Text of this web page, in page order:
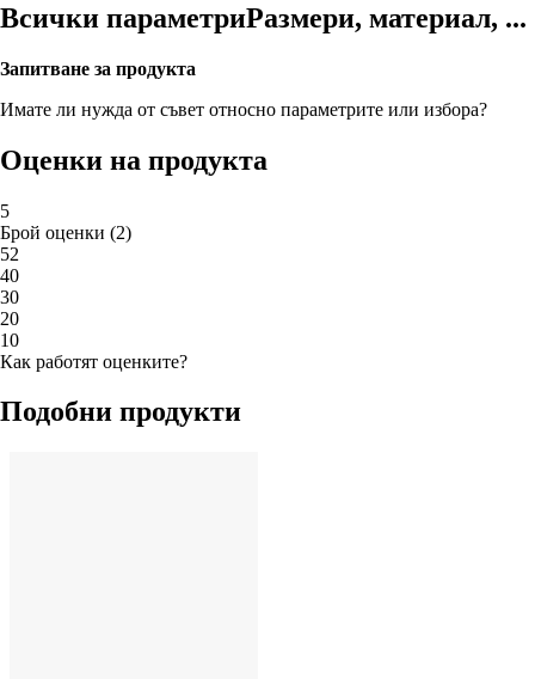
Всички параметриРазмери, материал, ...
Запитване за продукта
Имате ли нужда от съвет относно параметрите или избора?
Оценки на продукта
5
Брой оценки (2)
52
40
30
20
10
Как работят оценките?
Подобни продукти